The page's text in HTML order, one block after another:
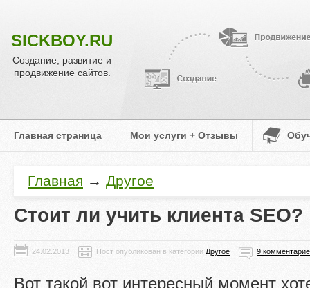
SICKBOY.RU
Создание, развитие и
продвижение сайтов.
Главная страница Мои услуги + Отзывы
Главная → Другое
Стоит ли учить клиента SEO?
Пост опубликован в категории Другое 9
Вот такой вот интересный момент